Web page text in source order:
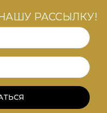
и сенсорные
в вашем доме.
РАССЫЛКУ!